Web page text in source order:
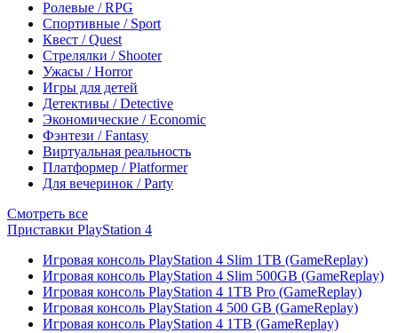
Ролевые / RPG
Спортивные / Sport
Квест / Quest
Стрелялки / Shooter
Ужасы / Horror
Игры для детей
Детективы / Detective
Экономические / Economic
Фэнтези / Fantasy
Виртуальная реальность
Платформер / Platformer
Для вечеринок / Party
Смотреть все
Приставки PlayStation 4
Игровая консоль PlayStation 4 Slim 1TB (GameReplay)
Игровая консоль PlayStation 4 Slim 500GB (GameReplay)
Игровая консоль PlayStation 4 1TB Pro (GameReplay)
Игровая консоль PlayStation 4 500 GB (GameReplay)
Игровая консоль PlayStation 4 1TB (GameReplay)